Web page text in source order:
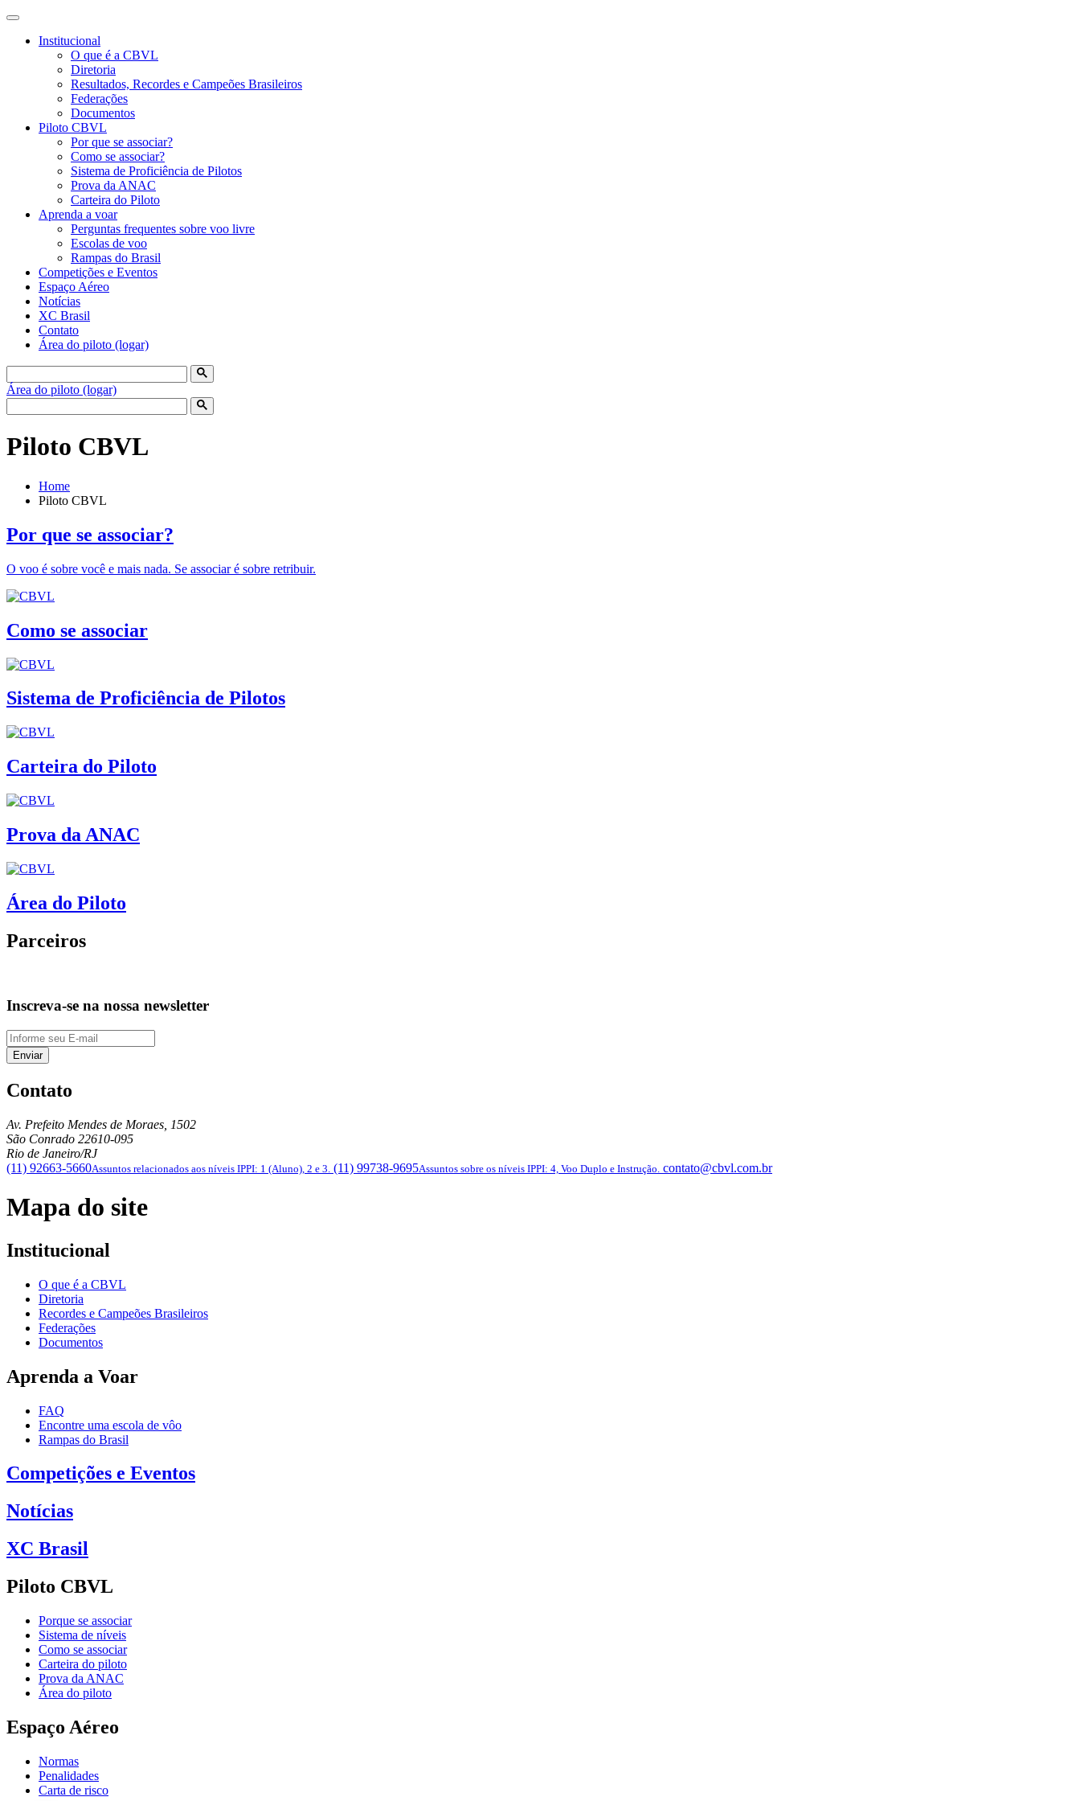
Institucional
O que é a CBVL
Diretoria
Resultados, Recordes e Campeões Brasileiros
Federações
Documentos
Piloto CBVL
Por que se associar?
Como se associar?
Sistema de Proficiência de Pilotos
Prova da ANAC
Carteira do Piloto
Aprenda a voar
Perguntas frequentes sobre voo livre
Escolas de voo
Rampas do Brasil
Competições e Eventos
Espaço Aéreo
Notícias
XC Brasil
Contato
Área do piloto (logar)
Área do piloto (logar)
Piloto CBVL
Home
Piloto CBVL
Por que se associar?
O voo é sobre você e mais nada. Se associar é sobre retribuir.
Como se associar
Sistema de Proficiência de Pilotos
Carteira do Piloto
Prova da ANAC
Área do Piloto
Parceiros
Inscreva-se na nossa newsletter
Enviar
Contato
Av. Prefeito Mendes de Moraes, 1502
São Conrado 22610-095
Rio de Janeiro/RJ
(11) 92663-5660Assuntos relacionados aos níveis IPPI: 1 (Aluno), 2 e 3. (11) 99738-9695Assuntos sobre os níveis IPPI: 4, Voo Duplo e Instrução. contato@cbvl.com.br
Mapa do site
Institucional
O que é a CBVL
Diretoria
Recordes e Campeões Brasileiros
Federações
Documentos
Aprenda a Voar
FAQ
Encontre uma escola de vôo
Rampas do Brasil
Competições e Eventos
Notícias
XC Brasil
Piloto CBVL
Porque se associar
Sistema de níveis
Como se associar
Carteira do piloto
Prova da ANAC
Área do piloto
Espaço Aéreo
Normas
Penalidades
Carta de risco